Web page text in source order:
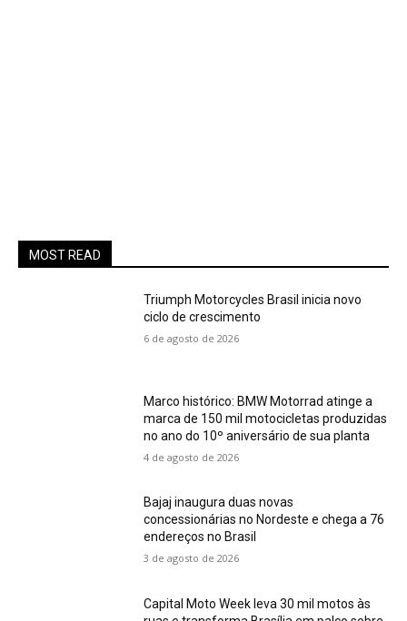
MOST READ
Triumph Motorcycles Brasil inicia novo
ciclo de crescimento
6 de agosto de 2026
Marco histórico: BMW Motorrad atinge a
marca de 150 mil motocicletas produzidas
no ano do 10º aniversário de sua planta
4 de agosto de 2026
Bajaj inaugura duas novas
concessionárias no Nordeste e chega a 76
endereços no Brasil
3 de agosto de 2026
Capital Moto Week leva 30 mil motos às